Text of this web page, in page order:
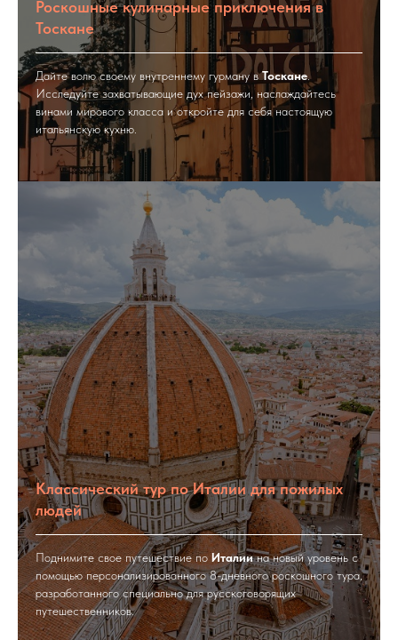
Роскошные кулинарные приключения в
Тоскане
Дайте волю своему внутреннему гурману вТоскане
Исследуйте захватывающие дух пейзажи, наслаждайтесь
винами мирового класса и откройте для себя настоящую
итальянскую кухню.
Классический тур по Италии для пожилых
людей
Поднимите свое путешествие по Италиина новый уровень с
помощью персонализированного 8-дневного роскошного тура,
разработанного специально для русскоговорящих
путешественников.